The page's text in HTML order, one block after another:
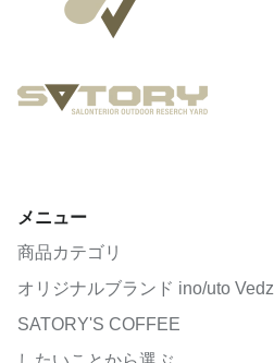
メニュー
商品カテゴリ
オリジナルブランド ino/uto Vedz
SATORY'S COFFEE